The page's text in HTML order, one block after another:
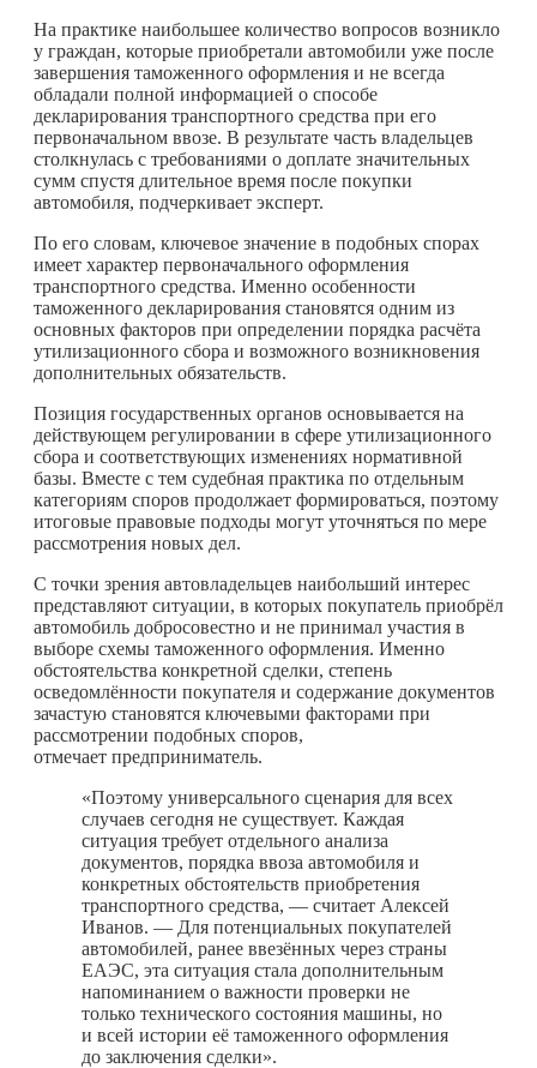
На практике наибольшее количество вопросов возникло
у граждан, которые приобретали автомобили уже после
завершения таможенного оформления и не всегда
обладали полной информацией о способе
декларирования транспортного средства при его
первоначальном ввозе. В результате часть владельцев
столкнулась с требованиями о доплате значительных
сумм спустя длительное время после покупки
автомобиля, подчеркивает эксперт.
По его словам, ключевое значение в подобных спорах
имеет характер первоначального оформления
транспортного средства. Именно особенности
таможенного декларирования становятся одним из
основных факторов при определении порядка расчёта
утилизационного сбора и возможного возникновения
дополнительных обязательств.
Позиция государственных органов основывается на
действующем регулировании в сфере утилизационного
сбора и соответствующих изменениях нормативной
базы. Вместе с тем судебная практика по отдельным
категориям споров продолжает формироваться, поэтому
итоговые правовые подходы могут уточняться по мере
рассмотрения новых дел.
С точки зрения автовладельцев наибольший интерес
представляют ситуации, в которых покупатель приобрёл
автомобиль добросовестно и не принимал участия в
выборе схемы таможенного оформления. Именно
обстоятельства конкретной сделки, степень
осведомлённости покупателя и содержание документов
зачастую становятся ключевыми факторами при
рассмотрении подобных споров,
отмечает предприниматель.
«Поэтому универсального сценария для всех
случаев сегодня не существует. Каждая
ситуация требует отдельного анализа
документов, порядка ввоза автомобиля и
конкретных обстоятельств приобретения
транспортного средства, — считает Алексей
Иванов. — Для потенциальных покупателей
автомобилей, ранее ввезённых через страны
ЕАЭС, эта ситуация стала дополнительным
напоминанием о важности проверки не
только технического состояния машины, но
и всей истории её таможенного оформления
до заключения сделки».